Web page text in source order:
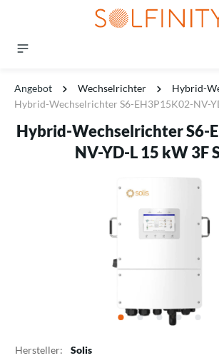
Angebot Wechselrichter
Hybrid-
Hybrid-Wechselrichter S6-EH3P15K02-NV-
Hybrid-Wechselrichter S6-
NV-YD-L 15 kW 3F
Hersteller:
Solis